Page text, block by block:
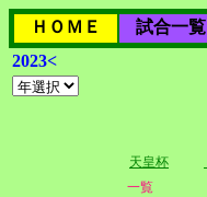
ＨＯＭＥ 試合一覧
2023<
天皇杯
一覧